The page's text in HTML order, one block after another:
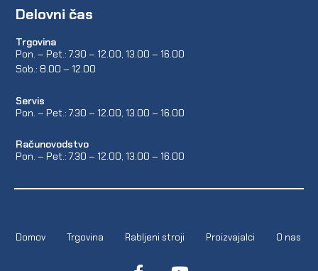
Delovni čas
Trgovina
Pon. – Pet.: 7.30 – 12.00, 13.00 – 16.00
Sob.: 8.00 – 12.00
Servis
Pon. – Pet.: 7.30 – 12.00, 13.00 – 16.00
Računovodstvo
Pon. – Pet.: 7.30 – 12.00, 13.00 – 16.00
Domov Trgovina Rabljeni stroji Proizvajalci O nas